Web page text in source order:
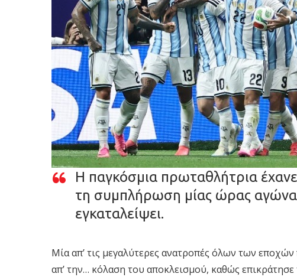
Η παγκόσμια πρωταθλήτρια
τη συμπλήρωση μίας ώρας
εγκαταλείψει.
Μία απ’ τις μεγαλύτερες ανατροπές όλων των
απ’ την… κόλαση του αποκλεισμού, καθώς